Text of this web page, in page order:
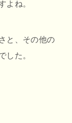
よね。
と、その他の
した。